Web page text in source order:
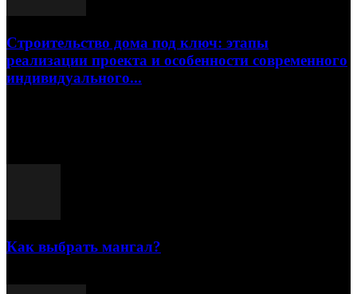
Строительство дома под ключ: этапы
реализации проекта и особенности современного
индивидуального...
Как выбрать мангал?